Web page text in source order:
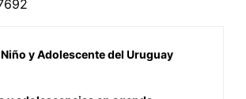
y Adolescente del Uruguay